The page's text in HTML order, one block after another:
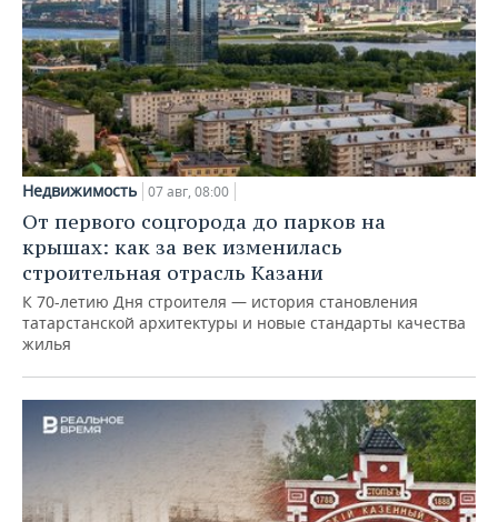
Недвижимость 07 авг, 08:00
От первого соцгорода до парков на
крышах: как за век изменилась
строительная отрасль Казани
К 70-летию Дня строителя — история становления
татарстанской архитектуры и новые стандарты качества
жилья